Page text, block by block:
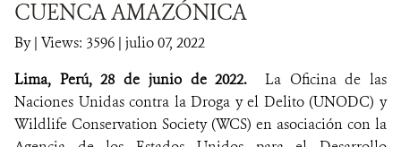
NOTICIAS
WCS VISUAL
PUBLICACIONES
CUENCA AMAZÓNICA
By| Views: 3596 | julio 07, 2022
Lima, Perú, 28 de junio de 2022. La Oficina de las
Naciones Unidas contra la Droga y el Delito (UNODC) y
Wildlife Conservation Society (WCS) en asociación con la